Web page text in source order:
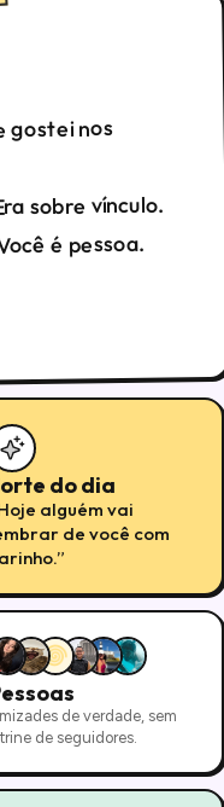
gostei nos
sobre vínculo.
é pessoa.
do dia
alguém vai
de você com
”
de verdade, sem
de seguidores.